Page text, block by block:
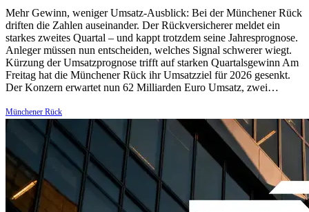
Mehr Gewinn, weniger Umsatz-Ausblick: Bei der Münchener Rück
driften die Zahlen auseinander. Der Rückversicherer meldet ein
starkes zweites Quartal – und kappt trotzdem seine Jahresprognose.
Anleger müssen nun entscheiden, welches Signal schwerer wiegt.
Kürzung der Umsatzprognose trifft auf starken Quartalsgewinn Am
Freitag hat die Münchener Rück ihr Umsatzziel für 2026 gesenkt.
Der Konzern erwartet nun 62 Milliarden Euro Umsatz, zwei…
Münchener Rück